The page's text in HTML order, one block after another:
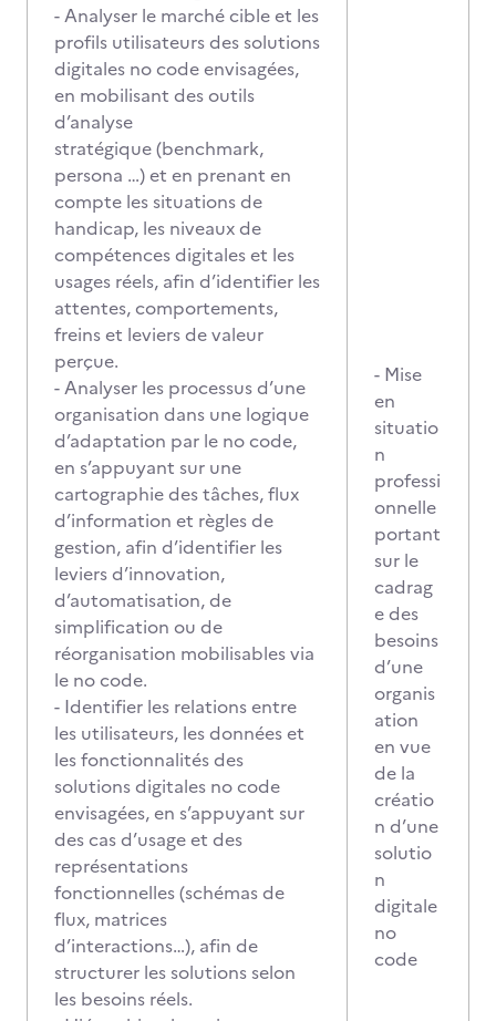
- Analyser le marché cible et les
profils utilisateurs des solutions
digitales no code envisagées,
en mobilisant des outils
d’analyse
stratégique (benchmark,
persona …) et en prenant en
compte les situations de
handicap, les niveaux de
compétences digitales et les
usages réels, afin d’identifier les
attentes, comportements,
freins et leviers de valeur
perçue.
- Analyser les processus d’une
organisation dans une logique
d’adaptation par le no code,
en s’appuyant sur une
cartographie des tâches, flux
d’information et règles de
gestion, afin d’identifier les
leviers d’innovation,
d’automatisation, de
simplification ou de
réorganisation mobilisables via
le no code.
- Identifier les relations entre
les utilisateurs, les données et
les fonctionnalités des
solutions digitales no code
envisagées, en s’appuyant sur
des cas d’usage et des
représentations
fonctionnelles (schémas de
flux, matrices
d’interactions…), afin de
structurer les solutions selon
les besoins réels.
- Mise
en
situatio
n
professi
onnelle
portant
sur le
cadrag
e des
besoins
d’une
organis
ation
en vue
de la
créatio
n d’une
solutio
n
digitale
no
code